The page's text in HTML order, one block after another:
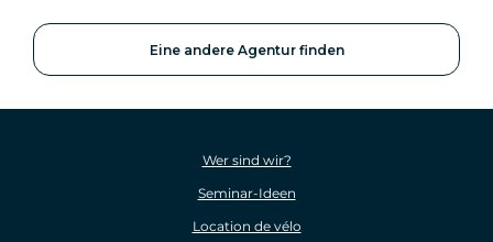
Eine andere Agentur finden
Wer sind wir?
Seminar-Ideen
Location de vélo